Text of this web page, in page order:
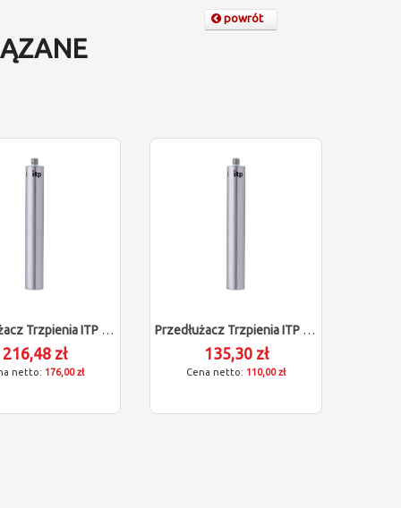
powrót
Przedłużacz Trzpienia ITP Dla Zeiss 602030-9051-000
216,48 zł
176,00 zł
Przedłużacz Trzpienia ITP Dla Zeiss 602030-9049-000
135,30 zł
110,00 zł